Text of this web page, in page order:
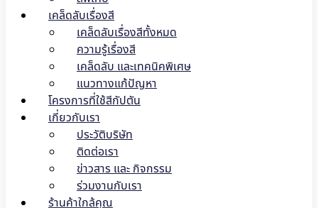
เคล็ดลับเรื่องสี
เคล็ดลับเรื่องสีทั้งหมด
ความรู้เรื่องสี
เคล็ดลับ และเทคนิคพิเศษ
แนวทางแก้ปัญหา
โครงการที่ใช้สีกัปตัน
เกี่ยวกับเรา
ประวัติบริษัท
ติดต่อเรา
ข่าวสาร และ กิจกรรม
ร่วมงานกับเรา
ร้านค้าใกล้คุณ